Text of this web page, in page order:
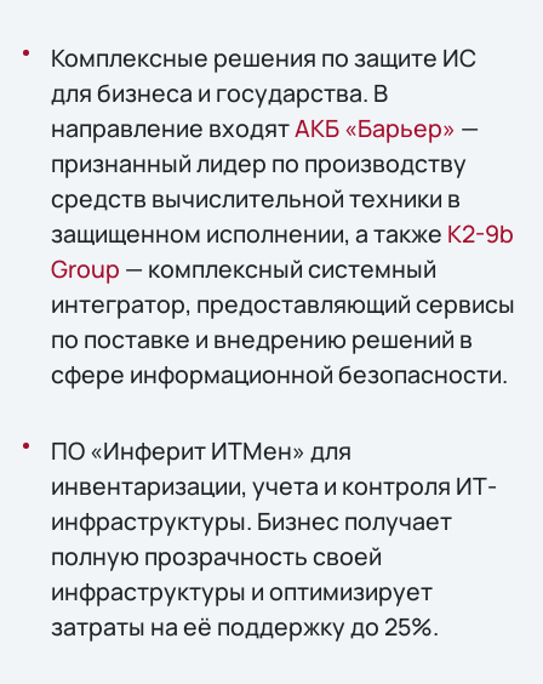
Комплексные решения по защите ИС
для бизнеса и государства. В
направление входятАКБ «Барьер» —
признанный лидер по производству
средств вычислительной техники в
защищенном исполнении, а также К2-9b
Group — комплексный системный
интегратор, предоставляющий сервисы
по поставке и внедрению решений в
сфере информационной безопасности.
ПО «Инферит ИТМен» для
инвентаризации, учета и контроля ИТ-
инфраструктуры. Бизнес получает
полную прозрачность своей
инфраструктуры и оптимизирует
затраты на её поддержку до 25%.